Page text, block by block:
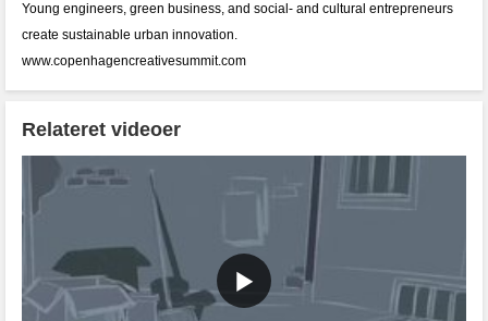
Young engineers, green business, and social- and cultural entrepreneurs
create sustainable urban innovation.
www.copenhagencreativesummit.com
Relateret videoer